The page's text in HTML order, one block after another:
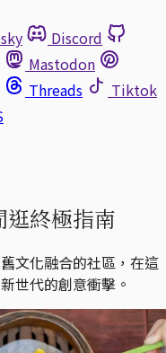
Discord
Mastodon
Threads
Tiktok
終極指南
文化融合的社區，在這
世代的創意衝擊。